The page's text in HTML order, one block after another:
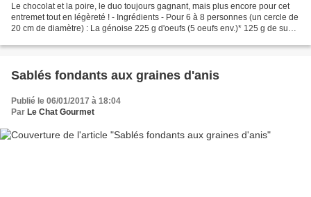
Le chocolat et la poire, le duo toujours gagnant, mais plus encore pour cet
entremet tout en légèreté ! - Ingrédients - Pour 6 à 8 personnes (un cercle de
20 cm de diamètre) : La génoise 225 g d'oeufs (5 oeufs env.)* 125 g de sucre
Sablés fondants aux graines d'anis
Publié le 06/01/2017 à 18:04
Par Le Chat Gourmet